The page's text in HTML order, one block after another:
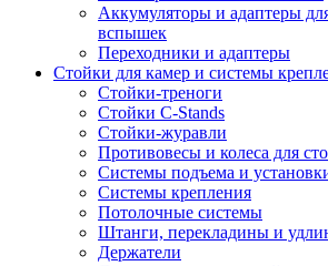
Аккумуляторы и адаптеры
вспышек
Переходники и адаптеры
Стойки для камер и системы
Стойки-треноги
Стойки C-Stands
Стойки-журавли
Противовесы и колеса для
Системы подъема и
Системы крепления
Потолочные системы
Штанги, перекладины и
Держатели